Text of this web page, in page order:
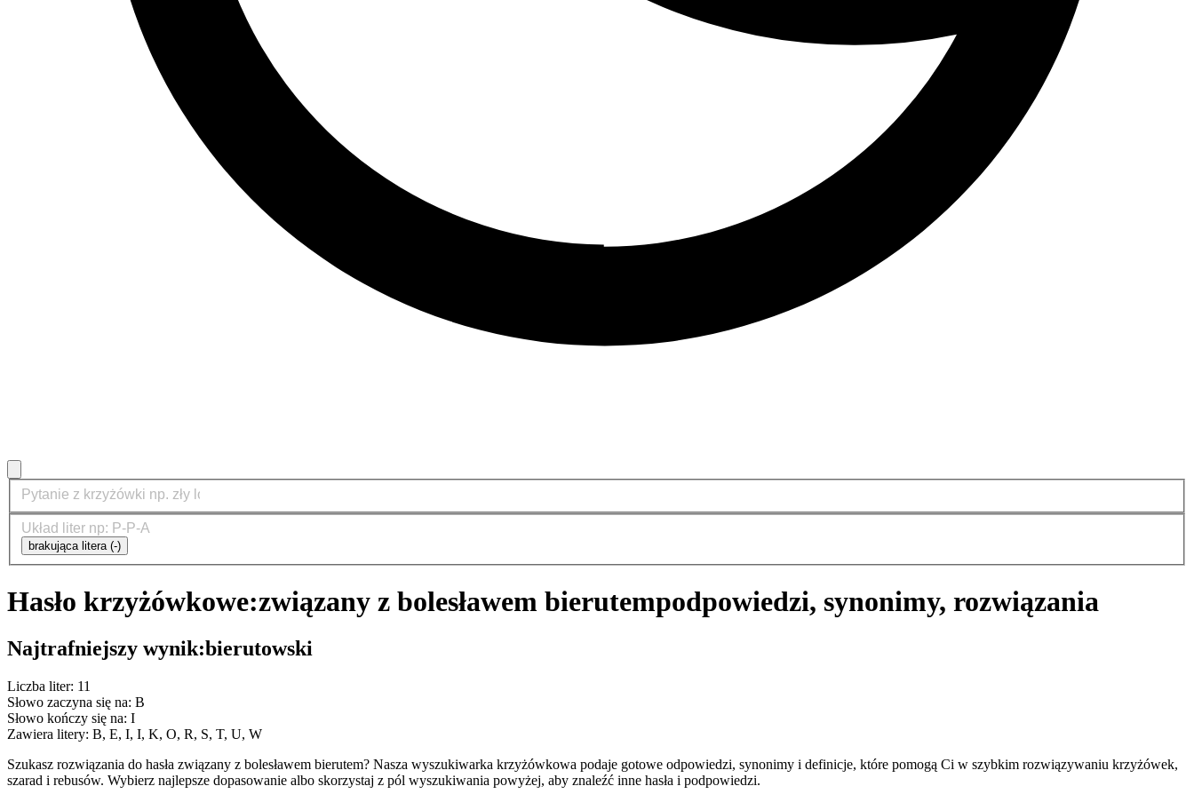
brakująca litera (-)
Hasło krzyżówkowe:związany z bolesławem bierutempodpowiedzi, synonimy, rozwiązania
Najtrafniejszy wynik:bierutowski
Liczba liter: 11
Słowo zaczyna się na: B
Słowo kończy się na: I
Zawiera litery: B, E, I, I, K, O, R, S, T, U, W
Szukasz rozwiązania do hasła związany z bolesławem bierutem? Nasza wyszukiwarka krzyżówkowa podaje gotowe odpowiedzi, synonimy i definicje, które pomogą Ci w szybkim rozwiązywaniu krzyżówek,
szarad i rebusów. Wybierz najlepsze dopasowanie albo skorzystaj z pól wyszukiwania powyżej, aby znaleźć inne hasła i podpowiedzi.